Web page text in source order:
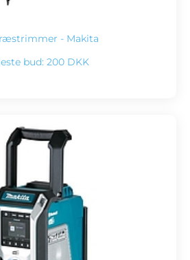
- Makita
bud: 200 DKK